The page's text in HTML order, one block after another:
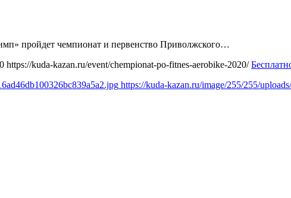
пройдет чемпионат и первенство Приволжского…
https://kuda-kazan.ru/event/chempionat-po-fitnes-aerobike-2020/
https://kuda-kazan.ru/image/255/255/